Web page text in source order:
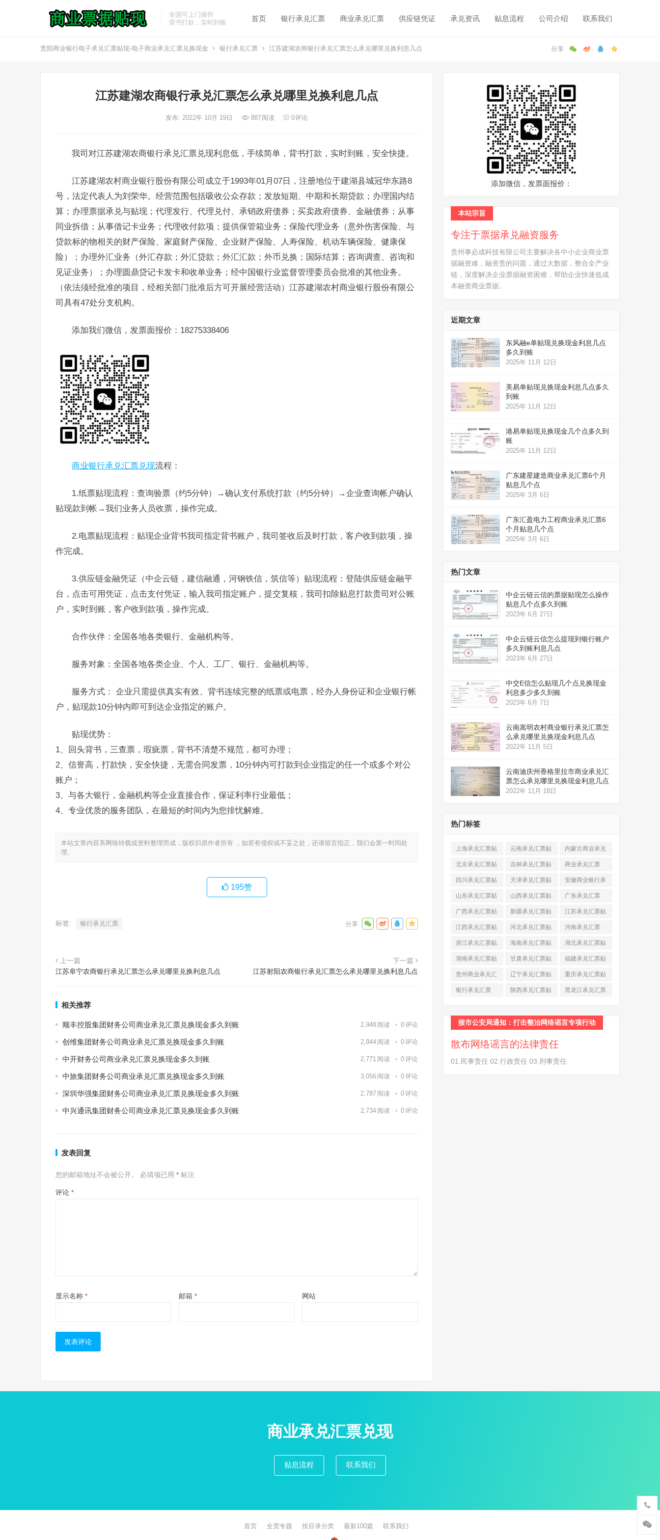
全国可上门操作
背书打款，实时到账
首页 银行承兑汇票 商业承兑汇票 供应链凭证 承兑资讯 贴息流程 公司介绍 联系我们
贵阳商业银行电子承兑汇票贴现-电子商业承兑汇票兑换现金 银行承兑汇票 江苏建湖农商银行承兑汇票怎么承兑哪里兑换利息几点
江苏建湖农商银行承兑汇票怎么承兑哪里兑换利息几点
发布: 2022年 10月 19日 887阅读 0评论
我司对江苏建湖农商银行承兑汇票兑现利息低，手续简单，背书打款，实时到账，安全快捷。
江苏建湖农村商业银行股份有限公司成立于1993年01月07日，注册地位于建湖县城冠华东路8
号，法定代表人为刘荣华。经营范围包括吸收公众存款；发放短期、中期和长期贷款；办理国内结
算；办理票据承兑与贴现；代理发行、代理兑付、承销政府债券；买卖政府债券、金融债券；从事
同业拆借；从事借记卡业务；代理收付款项；提供保管箱业务；保险代理业务（意外伤害保险、与
贷款标的物相关的财产保险、家庭财产保险、企业财产保险、人寿保险、机动车辆保险、健康保
险）；办理外汇业务（外汇存款；外汇贷款；外汇汇款；外币兑换；国际结算；咨询调查、咨询和
见证业务）；办理圆鼎贷记卡发卡和收单业务；经中国银行业监督管理委员会批准的其他业务。
（依法须经批准的项目，经相关部门批准后方可开展经营活动）江苏建湖农村商业银行股份有限公
司具有47处分支机构。
添加我们微信，发票面报价：18275338406
商业银行承兑汇票兑现流程：
1.纸票贴现流程：查询验票（约5分钟）→确认支付系统打款（约5分钟）→企业查询帐户确认
贴现款到帐→我们业务人员收票，操作完成。
2.电票贴现流程：贴现企业背书我司指定背书账户，我司签收后及时打款，客户收到款项，操
作完成。
3.供应链金融凭证（中企云链，建信融通，河钢铁信，筑信等）贴现流程：登陆供应链金融平
台，点击可用凭证，点击支付凭证，输入我司指定账户，提交复核，我司扣除贴息打款贵司对公账
户，实时到账，客户收到款项，操作完成。
合作伙伴：全国各地各类银行、金融机构等。
服务对象：全国各地各类企业、个人、工厂、银行、金融机构等。
服务方式： 企业只需提供真实有效、背书连续完整的纸票或电票，经办人身份证和企业银行帐
户，贴现款10分钟内即可到达企业指定的账户。
贴现优势：
1、回头背书，三查票，瑕疵票，背书不清楚不规范，都可办理；
2、信誉高，打款快，安全快捷，无需合同发票，10分钟内可打款到企业指定的任一个或多个对公
账户；
3、与各大银行，金融机构等企业直接合作，保证利率行业最低；
4、专业优质的服务团队，在最短的时间内为您排忧解难。
本站文章内容系网络转载或资料整理而成，版权归原作者所有 ，如若有侵权或不妥之处，还请留言指正，我们会第一时间处
理。
195赞
标签: 银行承兑汇票
上一篇
江苏阜宁农商银行承兑汇票怎么承兑哪里兑换利息几点
下一篇
江苏射阳农商银行承兑汇票怎么承兑哪里兑换利息几点
相关推荐
顺丰控股集团财务公司商业承兑汇票兑换现金多久到账 2,948 阅读 0评论
创维集团财务公司商业承兑汇票兑换现金多久到账 2,844 阅读 0评论
中开财务公司商业承兑汇票兑换现金多久到账 2,771 阅读 0评论
中旅集团财务公司商业承兑汇票兑换现金多久到账 3,056 阅读 0评论
深圳华强集团财务公司商业承兑汇票兑换现金多久到账 2,787 阅读 0评论
中兴通讯集团财务公司商业承兑汇票兑换现金多久到账 2,734 阅读 0评论
发表回复
您的邮箱地址不会被公开。 必填项已用 * 标注
评论 *
显示名称 * 邮箱 * 网站
添加微信，发票面报价：
本站宗旨
专注于票据承兑融资服务
贵州事必成科技有限公司主要解决各中小企业商业票
据融资难，融资贵的问题，通过大数据，整合全产业
链，深度解决企业票据融资困难，帮助企业快速低成
本融资商业票据。
近期文章
东风融e单贴现兑换现金利息几点
多久到账
2025年 11月 12日
美易单贴现兑换现金利息几点多久
到账
2025年 11月 12日
港易单贴现兑换现金几个点多久到
账
2025年 11月 12日
广东建星建造商业承兑汇票6个月
贴息几个点
2025年 3月 6日
广东汇盈电力工程商业承兑汇票6
个月贴息几个点
2025年 3月 6日
热门文章
中企云链云信的票据贴现怎么操作
贴息几个点多久到账
2023年 6月 27日
中企云链云信怎么提现到银行账户
多久到账利息几点
2023年 6月 27日
中交E信怎么贴现几个点兑换现金
利息多少多久到账
2023年 6月 7日
云南嵩明农村商业银行承兑汇票怎
么承兑哪里兑换现金利息几点
2022年 11月 5日
云南迪庆州香格里拉市商业承兑汇
票怎么承兑哪里兑换现金利息几点
2022年 11月 18日
热门标签
上海承兑汇票贴
现(520)
云南承兑汇票贴
现(324)
内蒙古商业承兑
汇票(316)
北京承兑汇票贴
现 (912)
吉林承兑汇票贴
现(123)
商业承兑汇票
(225)
四川承兑汇票贴
现(790)
天津承兑汇票贴
现(242)
安徽商业银行承
兑汇票 (565)
山东承兑汇票贴
现(874)
山西承兑汇票贴
现(463)
广东承兑汇票
(979)
广西承兑汇票贴
现(278)
新疆承兑汇票贴
现(264)
江苏承兑汇票贴
现(774)
江西承兑汇票贴
现(366)
河北承兑汇票贴
现(374)
河南承兑汇票
(518)
浙江承兑汇票贴
现(691)
海南承兑汇票贴
现(145)
湖北承兑汇票贴
现(587)
湖南承兑汇票贴
现(453)
甘肃承兑汇票贴
现(194)
福建承兑汇票贴
现(945)
贵州商业承兑汇
票(284)
辽宁承兑汇票贴
现(344)
重庆承兑汇票贴
现(232)
银行承兑汇票
陕西承兑汇票贴
黑龙江承兑汇票
接市公安局通知：打击整治网络谣言专项行动
散布网络谣言的法律责任
01.民事责任 02.行政责任 03.刑事责任
商业承兑汇票兑现
贴息流程 联系我们
首页 全宽专题 按目录分类 最新100篇 联系我们